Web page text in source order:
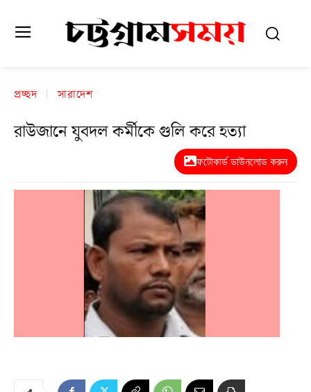
প্রচ্ছদ সারাদেশ
রাউজানে যুবদল কর্মীকে গুলি করে হত্যা
ফটোকার্ড ডাউনলোড করুন